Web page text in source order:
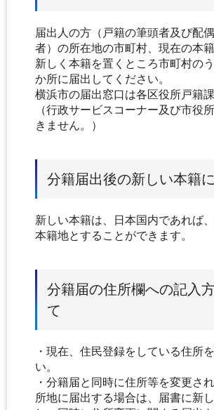
届出人の方（戸籍の筆頭者及び配
者）の所在地の市町村、現在の本
新しく本籍を置くところ市町村の
か所に届出してください。
横浜市の届出窓口は各区役所戸籍
（行政サービスコーナー及び市役
きません。）
分籍届出後の新しい本籍
新しい本籍は、日本国内であれば
本籍地とすることができます。
分籍届の住所欄への記入
て
・現在、住民登録をしている住所
い。
・分籍届と同時に住所等を変更さ
所地に届出する場合は、届書に新